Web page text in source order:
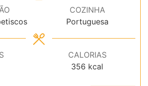
COZINHA
Portuguesa
CALORIAS
356 kcal